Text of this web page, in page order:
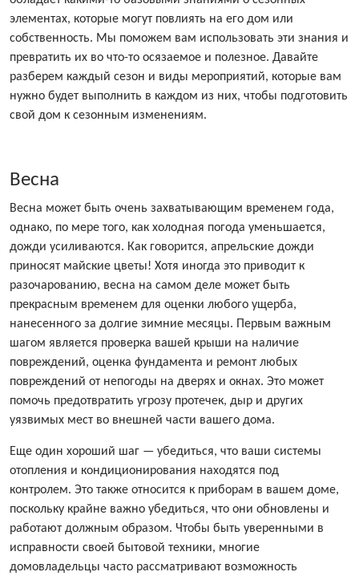
элементах, которые могут повлиять на его дом или
собственность. Мы поможем вам использовать эти знания и
превратить их во что-то осязаемое и полезное. Давайте
разберем каждый сезон и виды мероприятий, которые вам
нужно будет выполнить в каждом из них, чтобы подготовить
свой дом к сезонным изменениям.
Весна
Весна может быть очень захватывающим временем года,
однако, по мере того, как холодная погода уменьшается,
дожди усиливаются. Как говорится, апрельские дожди
приносят майские цветы! Хотя иногда это приводит к
разочарованию, весна на самом деле может быть
прекрасным временем для оценки любого ущерба,
нанесенного за долгие зимние месяцы. Первым важным
шагом является проверка вашей крыши на наличие
повреждений, оценка фундамента и ремонт любых
повреждений от непогоды на дверях и окнах. Это может
помочь предотвратить угрозу протечек, дыр и других
уязвимых мест во внешней части вашего дома.
Еще один хороший шаг — убедиться, что ваши системы
отопления и кондиционирования находятся под
контролем. Это также относится к приборам в вашем доме,
поскольку крайне важно убедиться, что они обновлены и
работают должным образом. Чтобы быть уверенными в
исправности своей бытовой техники, многие
домовладельцы часто рассматривают возможность